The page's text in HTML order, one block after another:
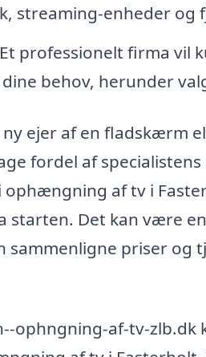
streaming-enheder og
Et professionelt firma vil
behov, herunder
ejer af en fladskærm
fordel af
ophængning af tv i
starten. Det kan være
sammenligne priser
ophngning-af-tv-